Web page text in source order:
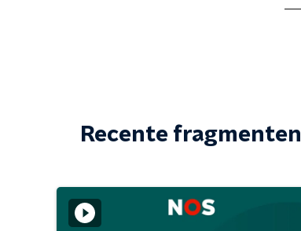
Recente fragmenten